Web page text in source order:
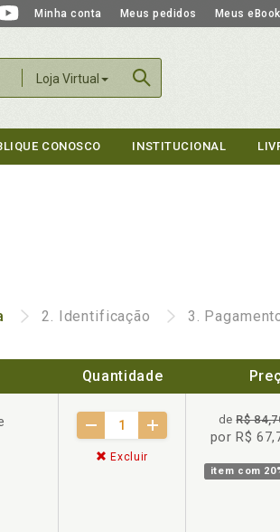
Minha conta Meus pedidos Meus
Loja Virtual
CONOSCO INSTITUCIONAL
2. Identificação 3.
Quantidade
Excluir
deR$
por R$
item com